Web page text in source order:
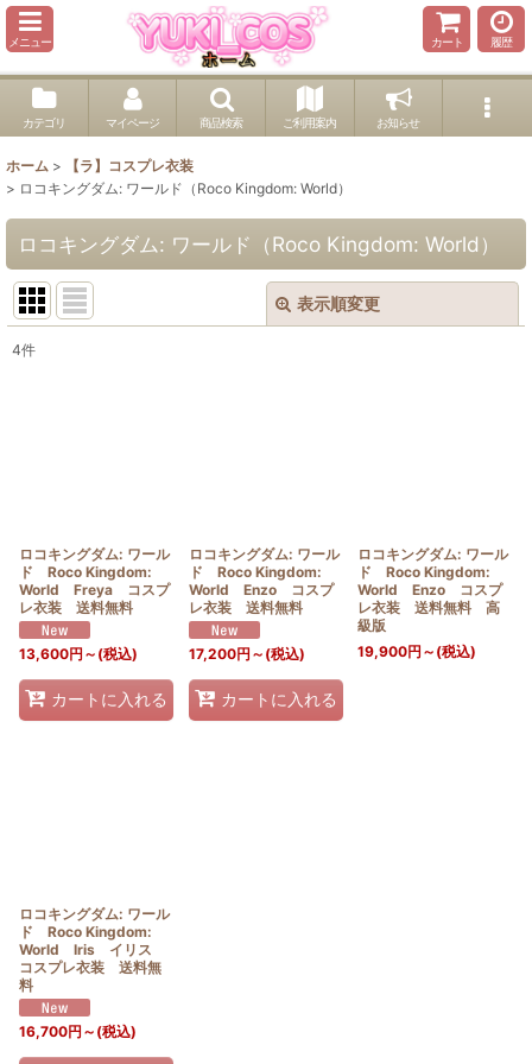
メニュー カート 履歴
カテゴリ マイページ 商品検索 ご利用案内 お知らせ
ホーム >
【ラ】コスプレ衣装
> ロコキングダム: ワールド（Roco Kingdom: World）
ロコキングダム: ワールド（Roco Kingdom: World）
表示順変更
4件
ロコキングダム: ワール
ド Roco Kingdom:
World Freya コスプ
レ衣装 送料無料
13,600円 ～ (税込)
カートに入れる
ロコキングダム: ワール
ド Roco Kingdom:
World Enzo コスプ
レ衣装 送料無料
17,200円 ～ (税込)
カートに入れる
ロコキングダム: ワール
ド Roco Kingdom:
World Enzo コスプ
レ衣装 送料無料 高
級版
19,900円 ～ (税込)
ロコキングダム: ワール
ド Roco Kingdom:
World Iris イリス
コスプレ衣装 送料無
料
16,700円 ～ (税込)